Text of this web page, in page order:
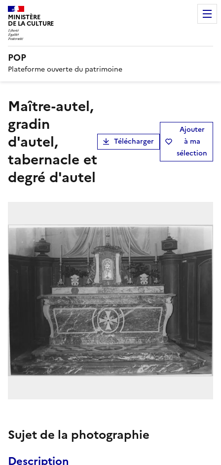
MINISTÈRE
DE LA CULTURE
POP
Plateforme ouverte du patrimoine
Maître-autel,
gradin
d'autel,
tabernacle et
degré d'autel
Télécharger
Ajouter
à ma
sélection
Sujet de la photographie
Description